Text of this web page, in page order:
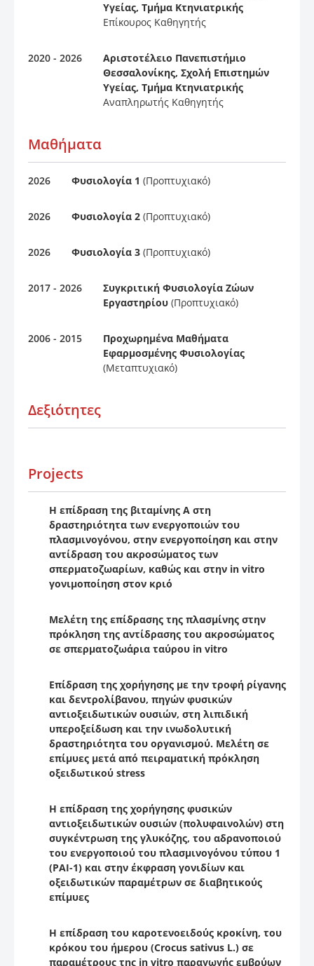
Υγείας, Τμήμα Κτηνιατρικής
Επίκουρος Καθηγητής
2020 - 2026
Αριστοτέλειο Πανεπιστήμιο
Θεσσαλονίκης, Σχολή Επιστημών
Υγείας, Τμήμα Κτηνιατρικής
Αναπληρωτής Καθηγητής
Μαθήματα
2026 Φυσιολογία 1 (Προπτυχιακό)
2026 Φυσιολογία 2 (Προπτυχιακό)
2026 Φυσιολογία 3 (Προπτυχιακό)
2017 - 2026
Συγκριτική Φυσιολογία Ζώων
Εργαστηρίου (Προπτυχιακό)
2006 - 2015
Προχωρημένα Μαθήματα
Εφαρμοσμένης Φυσιολογίας
(Μεταπτυχιακό)
Δεξιότητες
Projects
Η επίδραση της βιταμίνης Α στη
δραστηριότητα των ενεργοποιών του
πλασμινογόνου, στην ενεργοποίηση και στην
αντίδραση του ακροσώματος των
σπερματοζωαρίων, καθώς και στην in vitro
γονιμοποίηση στον κριό
Μελέτη της επίδρασης της πλασμίνης στην
πρόκληση της αντίδρασης του ακροσώματος
σε σπερματοζωάρια ταύρου in vitro
Επίδραση της χορήγησης με την τροφή ρίγανης
και δεντρολίβανου, πηγών φυσικών
αντιοξειδωτικών ουσιών, στη λιπιδική
υπεροξείδωση και την ινωδολυτική
δραστηριότητα του οργανισμού. Μελέτη σε
επίμυες μετά από πειραματική πρόκληση
οξειδωτικού stress
Η επίδραση της χορήγησης φυσικών
αντιοξειδωτικών ουσιών (πολυφαινολών) στη
συγκέντρωση της γλυκόζης, του αδρανοποιού
του ενεργοποιού του πλασμινογόνου τύπου 1
(PAI-1) και στην έκφραση γονιδίων και
οξειδωτικών παραμέτρων σε διαβητικούς
επίμυες
Η επίδραση του καροτενοειδούς κροκίνη, του
κρόκου του ήμερου (Crocus sativus L.) σε
παραμέτρους της in vitro παραγωγής εμβρύων